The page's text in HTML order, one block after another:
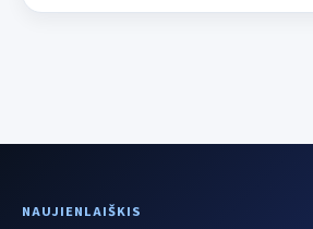
NAUJIENLAIŠKIS